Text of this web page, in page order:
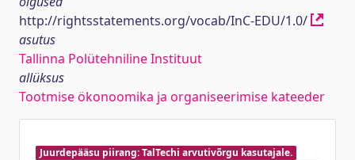
http://rightsstatements.org/vocab/InC-EDU/1.0/
asutus
Tallinna Polütehniline Instituut
allüksus
Tootmise ökonoomika ja organiseerimise kateeder
Juurdepääsu piirang: TalTechi arvutivõrgu kasutajale.